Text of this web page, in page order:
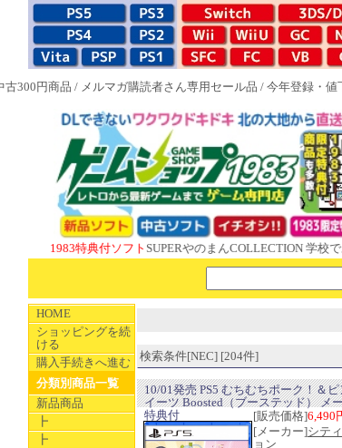
古300円商品 / メルマガ購読者さん専用セール品 / 今年登録・値
特典付ソフトSUPERやのまんCOLLECTION 学校であった怖
HOME
ショッピングを続
ける
購入手続きへ進む
分類別商品一覧
新品商品
┣
┣
検索条件[NEC] [204件]
10/01発売 PS5 むちむちポーク！＆
イーツ Boosted（ブーステッド） メ
特典付
[販売価格]6,490
[メーカー]シテ
ョン